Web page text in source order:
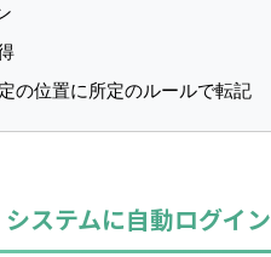
の位置に所定のルールで転記
ステムに自動ログイン